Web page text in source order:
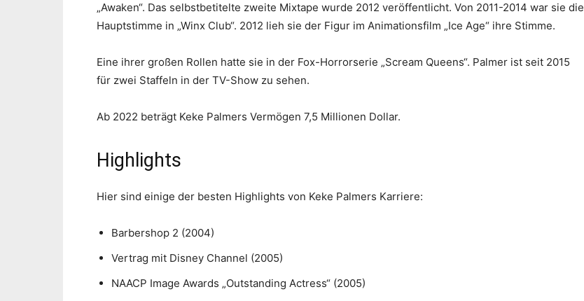
„Awaken“. Das selbstbetitelte zweite Mixtape wurde 2012 veröffentlicht. Von 2011-2014 war sie die
Hauptstimme in „Winx Club“. 2012 lieh sie der Figur im Animationsfilm „Ice Age“ ihre Stimme.
Eine ihrer großen Rollen hatte sie in der Fox-Horrorserie „Scream Queens“. Palmer ist seit 2015
für zwei Staffeln in der TV-Show zu sehen.
Ab 2022 beträgt Keke Palmers Vermögen 7,5 Millionen Dollar.
Highlights
Hier sind einige der besten Highlights von Keke Palmers Karriere:
Barbershop 2 (2004)
Vertrag mit Disney Channel (2005)
NAACP Image Awards „Outstanding Actress“ (2005)